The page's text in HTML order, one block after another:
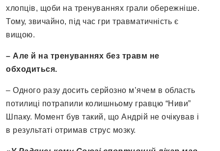
хлопців, щоби на тренуваннях грали обережніше.
Тому, звичайно, під час гри травматичність є
вищою.
– Але й на тренуваннях без травм не
обходиться.
– Одного разу досить серйозно м’ячем в область
потилиці потрапили колишньому гравцю “Ниви”
Шпаку. Момент був такий, що Андрій не очікував і
в результаті отримав струс мозку.